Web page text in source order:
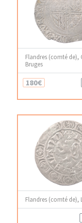
Flandres (comté de),
Bruges
180€
Flandres (comté de),